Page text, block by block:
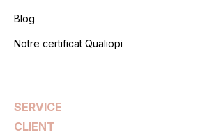
Blog
Notre certificat Qualiopi
SERVICE
CLIENT